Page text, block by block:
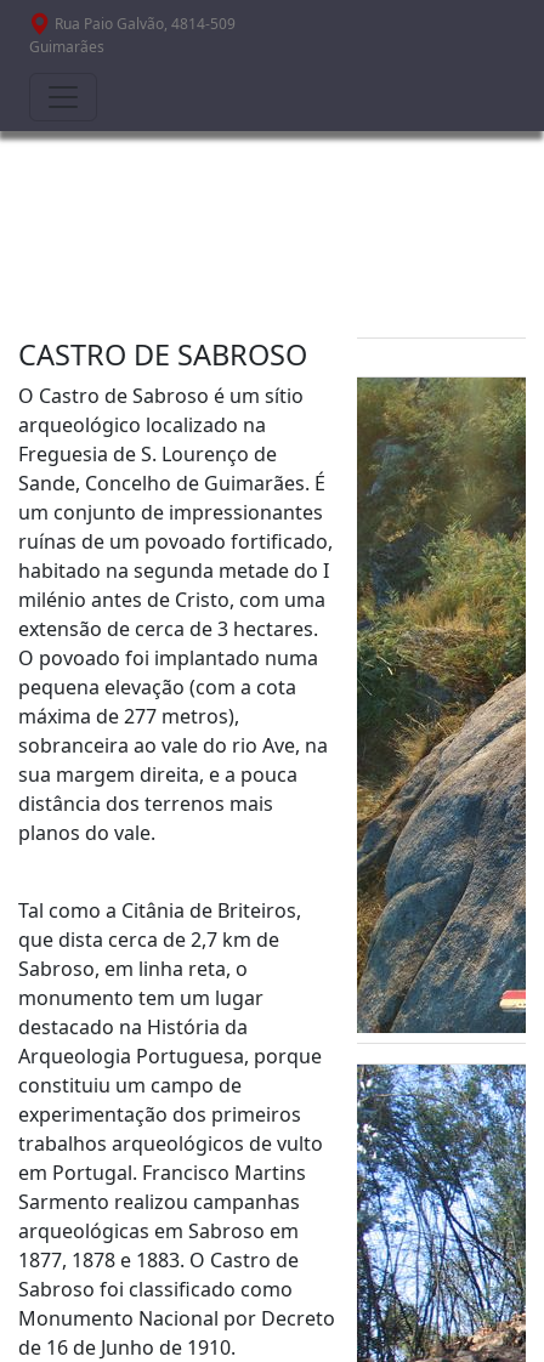
Passar para o conteúdo principal
Rua Paio Galvão, 4814-509
Guimarães
CASTRO DE SABROSO
O Castro de Sabroso é um sítio
arqueológico localizado na
Freguesia de S. Lourenço de
Sande, Concelho de Guimarães. É
um conjunto de impressionantes
ruínas de um povoado fortificado,
habitado na segunda metade do I
milénio antes de Cristo, com uma
extensão de cerca de 3 hectares.
O povoado foi implantado numa
pequena elevação (com a cota
máxima de 277 metros),
sobranceira ao vale do rio Ave, na
sua margem direita, e a pouca
distância dos terrenos mais
planos do vale.
Tal como a Citânia de Briteiros,
que dista cerca de 2,7 km de
Sabroso, em linha reta, o
monumento tem um lugar
destacado na História da
Arqueologia Portuguesa, porque
constituiu um campo de
experimentação dos primeiros
trabalhos arqueológicos de vulto
em Portugal. Francisco Martins
Sarmento realizou campanhas
arqueológicas em Sabroso em
1877, 1878 e 1883. O Castro de
Sabroso foi classificado como
Monumento Nacional por Decreto
de 16 de Junho de 1910.